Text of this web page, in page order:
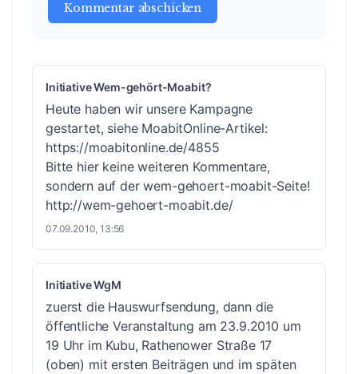
Kommentar abschicken
Initiative Wem-gehört-Moabit?
Heute haben wir unsere Kampagne
gestartet, siehe MoabitOnline-Artikel:
https://moabitonline.de/4855
Bitte hier keine weiteren Kommentare,
sondern auf der wem-gehoert-moabit-Seite!
http://wem-gehoert-moabit.de/
07.09.2010, 13:56
Initiative WgM
zuerst die Hauswurfsendung, dann die
öffentliche Veranstaltung am 23.9.2010 um
19 Uhr im Kubu, Rathenower Straße 17
(oben) mit ersten Beiträgen und im späten